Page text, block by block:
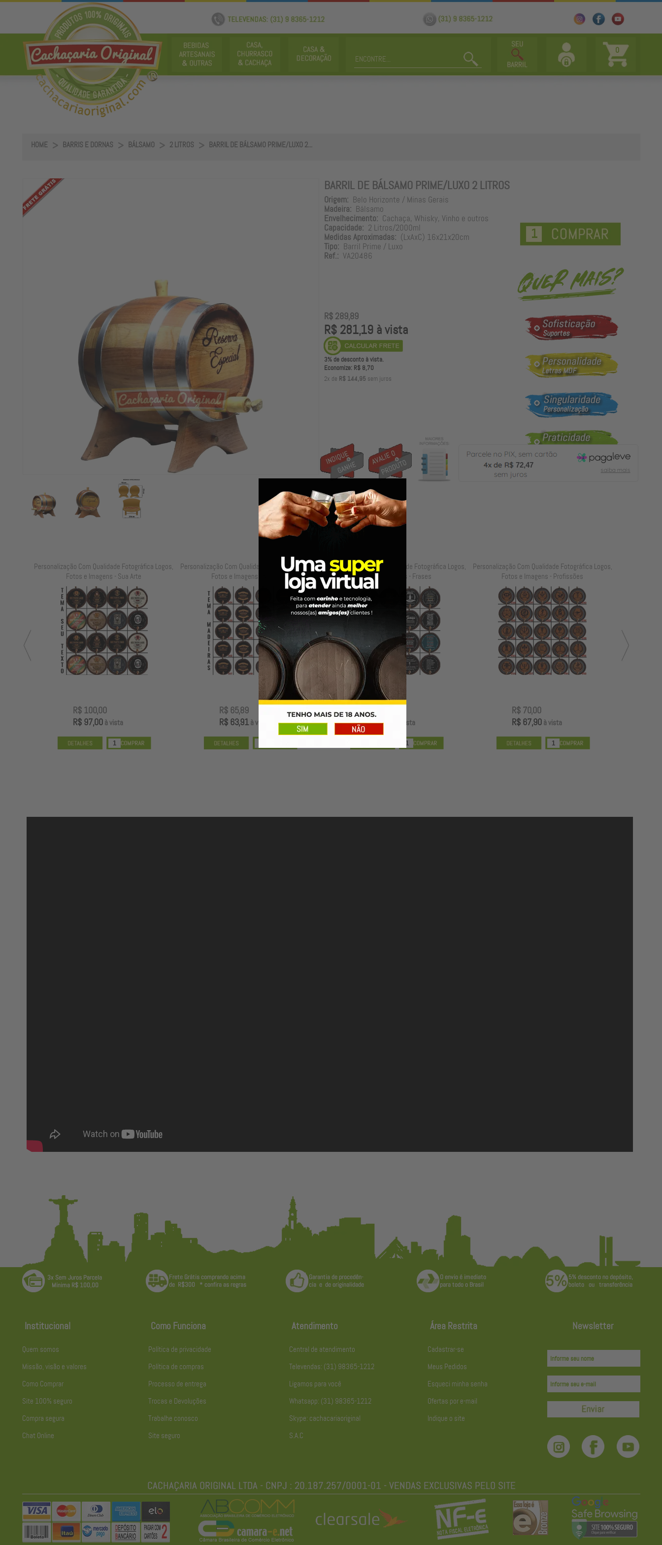
0
HOME BARRIS E DORNAS BÁLSAMO 2 LITROS BARRIL DE BÁLSAMO PRIME/LUXO 2...
BARRIL DE BÁLSAMO PRIME/LUXO 2 LITROS
Origem: Belo Horizonte / Minas Gerais
Madeira: Bálsamo
Envelhecimento: Cachaça, Whisky, Vinho e outros
Capacidade: 2 Litros/2000ml
Medidas Aproximadas: (LxAxC) 16x21x20cm
Tipo: Barril Prime / Luxo
Ref.: VA20486
R$ 289,89
R$ 281,19 à vista
3% de desconto à vista.
Economize: R$ 8,70
2x de R$ 144,95 sem juros
72,47
Personalização Com Qualidade Fotográfica Logos,
Fotos e Imagens - Sua Arte
R$ 100,00
R$ 97,00à vista
Personalização Com Qualidade Fotográfica Logos,
Fotos e Imagens - Madeiras
R$ 65,89
R$ 63,91à vista
Personalização Com Qualidade Fotográfica Logos,
Fotos e Imagens - Frases
R$ 65,89
R$ 63,91
à vista
Personalização Com Qualidade Fotográfica Logos,
Fotos e Imagens - Profissões
R$ 70,00
R$ 67,90à vista
Institucional
Quem somos
Missão, visão e valores
Como Comprar
Site 100% seguro
Compra segura
Chat Online
Como Funciona
Política de privacidade
Política de compras
Processo de entrega
Trocas e Devoluções
Trabalhe conosco
Site seguro
Atendimento
Central de atendimento
Televendas: (31) 98365-1212
Ligamos para você
Whatsapp: (31) 98365-1212
Skype: cachacariaoriginal
S.A.C
Área Restrita
Cadastrar-se
Meus Pedidos
Esqueci minha senha
Ofertas por e-mail
Indique o site
Newsletter